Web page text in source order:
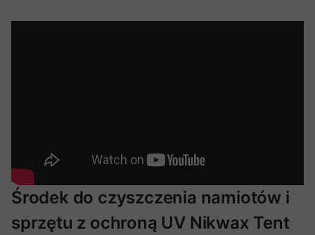
Środek do czyszczenia namiotów i
sprzętu z ochroną UV Nikwax Tent